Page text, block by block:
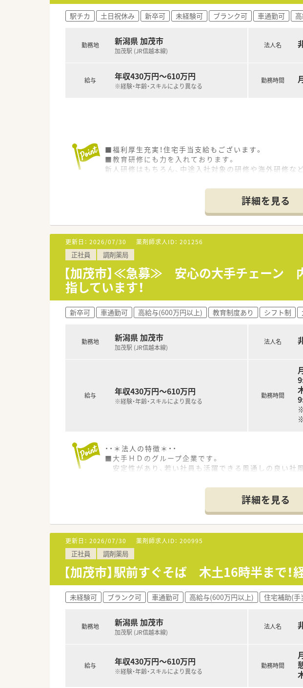
駅チカ 土日祝休み 新卒可 未経験可 ブランク可 車通勤可
勤務地 新潟県 加茂市
加茂駅 (JR信越本線)
給与 年収430万円～610万円
※経験・年齢・スキルにより異なる
法人名
勤務時間
■福利厚生充実！住宅手当支給もございます。
■教育研修にも力を入れております。
新人研修はもちろん、中途入社対象の研修や海外研修な
詳細を見る
更新日： 2026/07/30 薬剤師求人ID： 201256
正社員 調剤薬局
【加茂市】≪急募≫ 安心の大手チェーン
指しています！
新卒可 車通勤可 高給与(600万円以上) 教育制度あり シフト制
勤務地 新潟県 加茂市
加茂駅 (JR信越本線)
給与 年収430万円～610万円
※経験・年齢・スキルにより異なる
法人名
勤務時間
・・＊法人の特徴＊・・
■大手ＨＤのグループ企業です。
安定性があり、若い社員も活躍できる風通しの良い社風
学びたい方にはこのうえない環境を用意しています。
■信頼される薬局であり続けるために、ＱＯＬ(生活の
■社外から講師を招き、地域の皆様へ予防医療の講座を
■疾患別・リスクマネジメント・在宅 など多岐にわたる
■産休・育休取得率は100%！復職されて時間短縮勤務
詳細を見る
更新日： 2026/07/30 薬剤師求人ID： 200995
正社員 調剤薬局
【加茂市】駅前すぐそば 木土16時半まで
未経験可 ブランク可 車通勤可 高給与(600万円以上) 住宅補助(手
勤務地 新潟県 加茂市
加茂駅 (JR信越本線)
給与 年収430万円～610万円
※経験・年齢・スキルにより異なる
法人名
勤務時間